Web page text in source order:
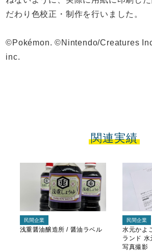
だわり色校正・制作を行いました。
©Pokémon. ©Nintendo/Creatures
inc.
関連実績
民間企業
浅重醤油醸造所 / 醤油ラベル
民間企業
水元かよ
ランド 水
写真撮影